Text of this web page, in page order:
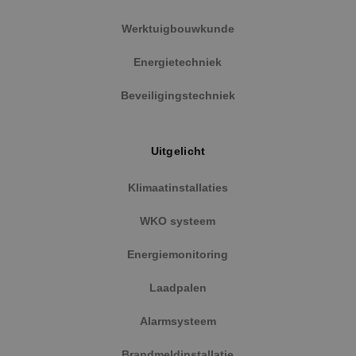
Werktuigbouwkunde
Energietechniek
Beveiligingstechniek
Uitgelicht
Klimaatinstallaties
WKO systeem
Energiemonitoring
Laadpalen
Alarmsysteem